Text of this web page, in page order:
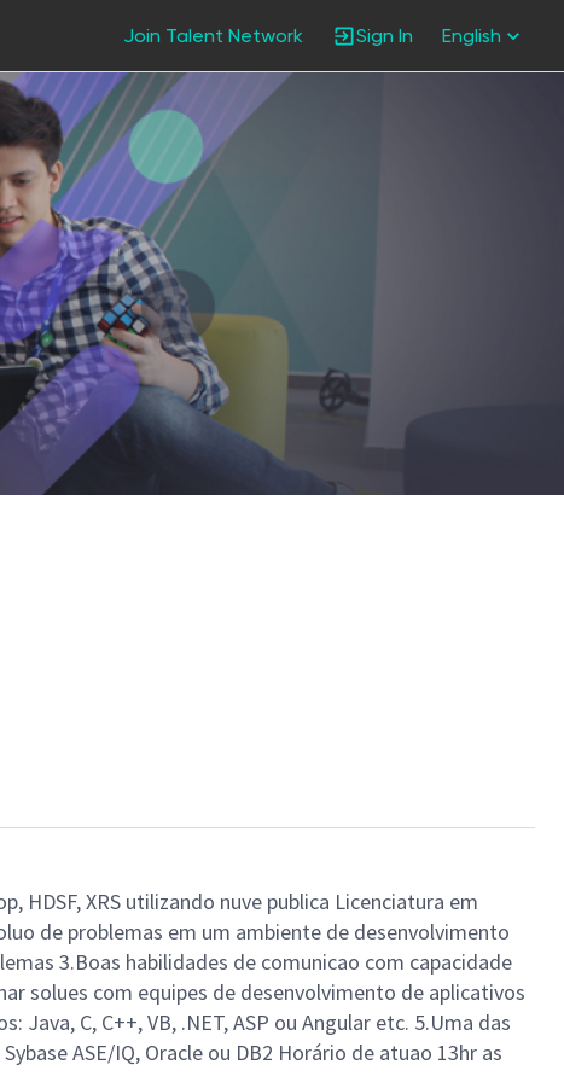
Join Talent Network Sign In English
HDSF, XRS utilizando nuve publica Licenciatura em
de problemas em um ambiente de desenvolvimento
3.Boas habilidades de comunicao com capacidade
solues com equipes de desenvolvimento de aplicativos
C, C++, VB, .NET, ASP ou Angular etc. 5.Uma das
ASE/IQ, Oracle ou DB2 Horário de atuao 13hr as